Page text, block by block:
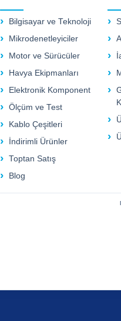
Bilgisayar ve Teknoloji
Mikrodenetleyiciler
Motor ve Sürücüler
Havya Ekipmanları
Elektronik Komponent
Ölçüm ve Test
Kablo Çeşitleri
İndirimli Ürünler
Toptan Satış
Blog